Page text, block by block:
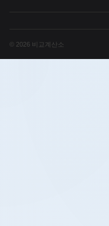
© 2026 비교계산소